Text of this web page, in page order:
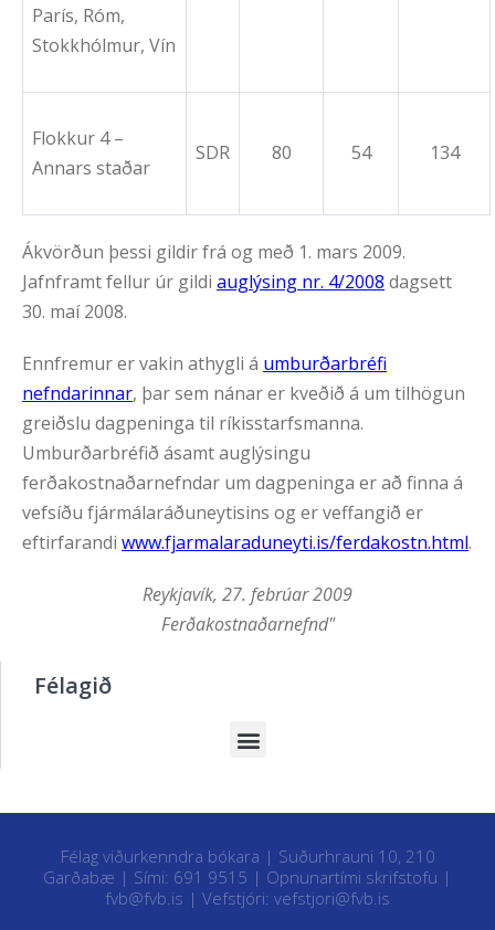
París, Róm,
Stokkhólmur, Vín
Flokkur 4 –
Annars staðar
SDR 80 54 134
Ákvörðun þessi gildir frá og með 1. mars 2009.
Jafnframt fellur úr gildi auglýsing nr. 4/2008 dagsett
30. maí 2008.
Ennfremur er vakin athygli á umburðarbréfi
nefndarinnar, þar sem nánar er kveðið á um tilhögun
greiðslu dagpeninga til ríkisstarfsmanna.
Umburðarbréfið ásamt auglýsingu
ferðakostnaðarnefndar um dagpeninga er að finna á
vefsíðu fjármálaráðuneytisins og er veffangið er
eftirfarandi www.fjarmalaraduneyti.is/ferdakostn.html.
Reykjavík, 27. febrúar 2009
Ferðakostnaðarnefnd"
Félagið
Félag viðurkenndra bókara | Suðurhrauni 10, 210
Garðabæ | Sími: 691 9515 | Opnunartími skrifstofu |
fvb@fvb.is | Vefstjóri: vefstjori@fvb.is